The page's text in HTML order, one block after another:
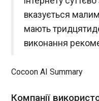
ЧИТАТЬ
Трамп розглядає
00:54:36
окрім скорочення
вказується
мають
виконання
Cocoon AI Summary
Компанії